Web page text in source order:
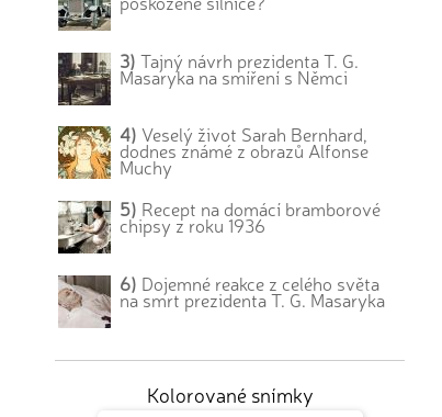
3) Tajný návrh prezidenta T. G.
Masaryka na smíření s Němci
4) Veselý život Sarah Bernhard,
dodnes známé z obrazů Alfonse
Muchy
5) Recept na domácí bramborové
chipsy z roku 1936
6) Dojemné reakce z celého světa
na smrt prezidenta T. G. Masaryka
Kolorované snímky